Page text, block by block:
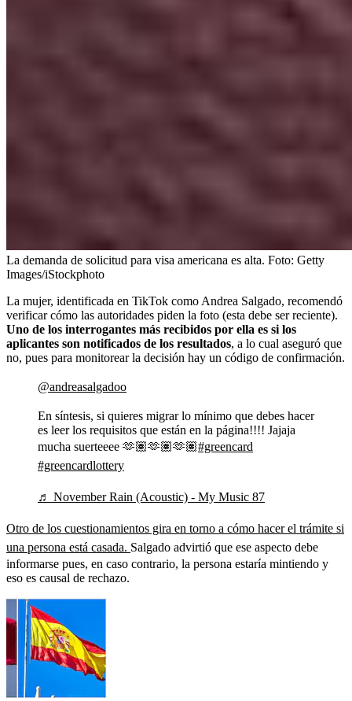
La demanda de solicitud para visa americana es alta. Foto: Getty
Images/iStockphoto
La mujer, identificada en TikTok como Andrea Salgado, recomendó
verificar cómo las autoridades piden la foto (esta debe ser reciente).
Uno de los interrogantes más recibidos por ella es si los
aplicantes son notificados de los resultados, a lo cual aseguró que
no, pues para monitorear la decisión hay un código de confirmación.
@andreasalgadoo
En síntesis, si quieres migrar lo mínimo que debes hacer
es leer los requisitos que están en la página!!!! Jajaja
mucha suerteeee 🫶🏽🫶🏽🫶🏽#greencard
#greencardlottery
♬ November Rain (Acoustic) - My Music 87
Otro de los cuestionamientos gira en torno a cómo hacer el trámite si
una persona está casada. Salgado advirtió que ese aspecto debe
informarse pues, en caso contrario, la persona estaría mintiendo y
eso es causal de rechazo.